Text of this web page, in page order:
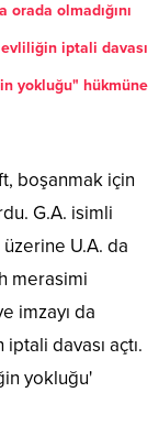
orada olmadığını
iptali davası
yokluğu" hükmüne
boşanmak için
G.A. isimli
U.A. da
merasimi
imzayı da
davası açtı.
yokluğu'